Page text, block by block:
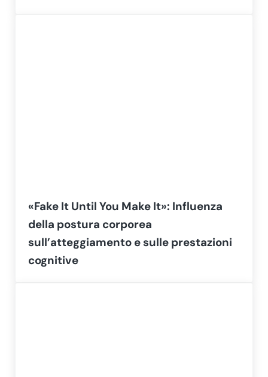
«Fake It Until You Make It»: Influenza
della postura corporea
sull’atteggiamento e sulle prestazioni
cognitive